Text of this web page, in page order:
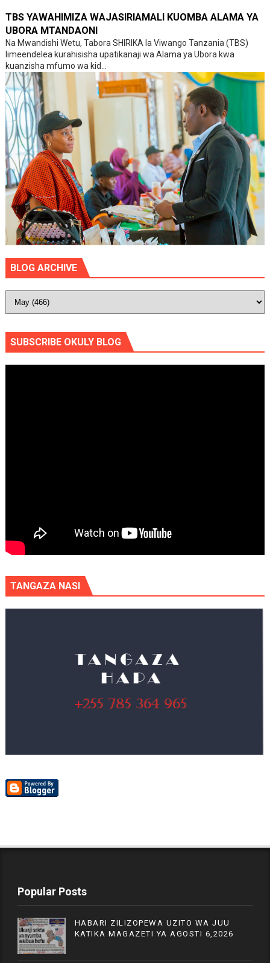
TBS YAWAHIMIZA WAJASIRIAMALI KUOMBA ALAMA YA
UBORA MTANDAONI
Na Mwandishi Wetu, Tabora SHIRIKA la Viwango Tanzania (TBS)
limeendelea kurahisisha upatikanaji wa Alama ya Ubora kwa
kuanzisha mfumo wa kid...
BLOG ARCHIVE
SUBSCRIBE OKULY BLOG
TANGAZA NASI
Popular Posts
HABARI ZILIZOPEWA UZITO WA JUU
KATIKA MAGAZETI YA AGOSTI 6,2026